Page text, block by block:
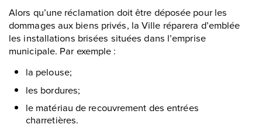
Alors qu’une réclamation doit être déposée pour les
dommages aux biens privés, la Ville réparera d’emblée
les installations brisées situées dans l’emprise
municipale. Par exemple :
la pelouse;
les bordures;
le matériau de recouvrement des entrées
charretières.